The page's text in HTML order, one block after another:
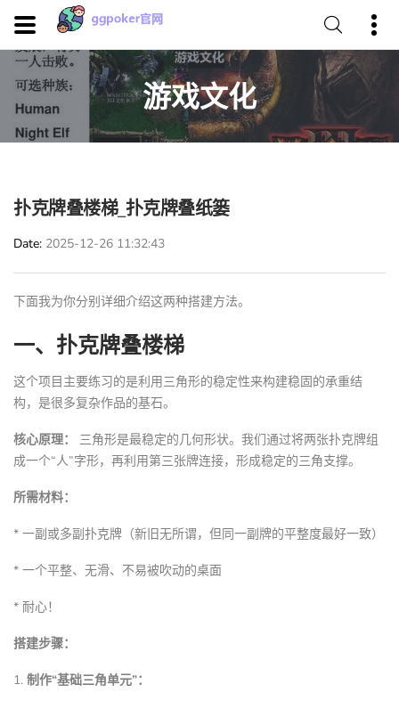
游戏文化
扑克牌叠楼梯_扑克牌叠纸篓
Date 2025-12-26 11:32:43
下面我为你分别详细介绍这两种搭建方法。
一、扑克牌叠楼梯
这个项目主要练习的是利用三角形的稳定性来构建稳固的承重结
构，是很多复杂作品的基石。
核心原理：
三角形是最稳定的几何形状。我们通过将两张扑克牌组
成一个“人”字形，再利用第三张牌连接，形成稳定的三角支撑。
所需材料：
* 一副或多副扑克牌（新旧无所谓，但同一副牌的平整度最好一致）
* 一个平整、无滑、不易被吹动的桌面
* 耐心！
搭建步骤：
1. 制作“基础三角单元”：